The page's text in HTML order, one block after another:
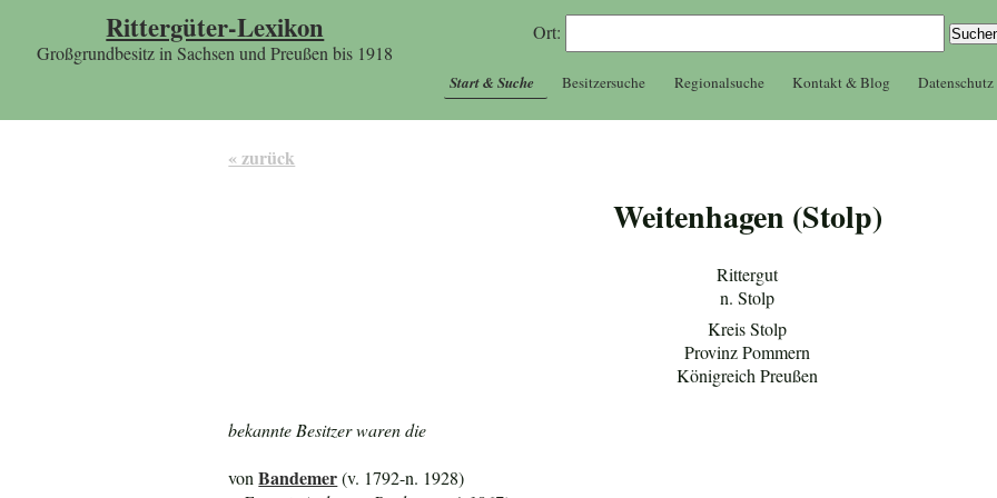
Rittergüter-Lexikon
Großgrundbesitz in Sachsen und Preußen bis 1918
Ort:
Start & Suche Besitzersuche Regionalsuche Kontakt & Blog Datenschutz
« zurück
Weitenhagen (Stolp)
Rittergut
n. Stolp
Kreis Stolp
Provinz Pommern
Königreich Preußen
bekannte Besitzer waren die
vonBandemer(v. 1792-n. 1928)